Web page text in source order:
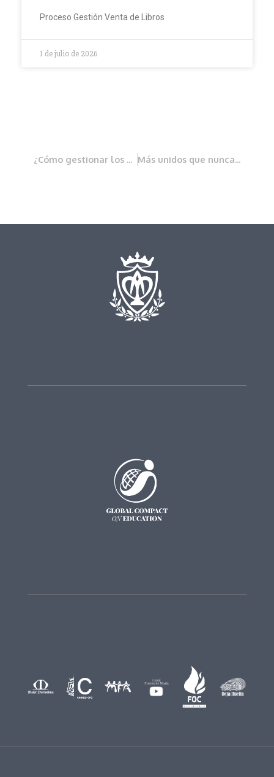
Proceso Gestión Venta de Libros
1 de julio de 2026
¿Cómo gestionar los efectos de una catástrofe? Más unidos que nunca por la Dana